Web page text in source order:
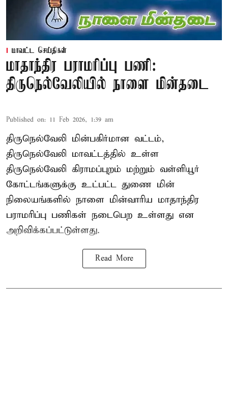
மாவட்ட செய்திகள்
மாதாந்திர பராமரிப்பு பணி:
திருநெல்வேலியில் நாளை மின்தடை
Published on: 11 Feb 2026, 1:39 am
திருநெல்வேலி மின்பகிர்மான வட்டம்,
திருநெல்வேலி மாவட்டத்தில் உள்ள
திருநெல்வேலி கிராமப்புறம் மற்றும் வள்ளியூர்
கோட்டங்களுக்கு உட்பட்ட துணை மின்
நிலையங்களில் நாளை மின்வாரிய மாதாந்திர
பராமரிப்பு பணிகள் நடைபெற உள்ளது என
அறிவிக்கப்பட்டுள்ளது.
Read More